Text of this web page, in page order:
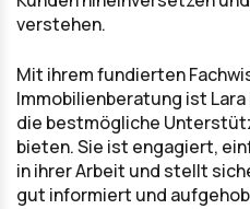
verstehen.
Mit ihrem fundierten
Immobilienberatung ist Lara
die bestmögliche
bieten. Sie ist engagiert,
in ihrer Arbeit und stellt
gut informiert und